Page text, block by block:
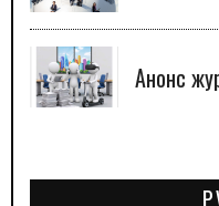
Анонс